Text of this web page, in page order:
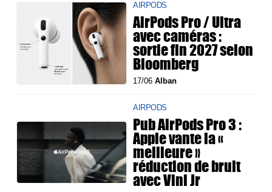
AIRPODS
AirPods Pro / Ultra
avec caméras :
sortie fin 2027 selon
Bloomberg
17/06Alban
AIRPODS
Pub AirPods Pro 3 :
Apple vante la «
meilleure »
réduction de bruit
avec Vini Jr